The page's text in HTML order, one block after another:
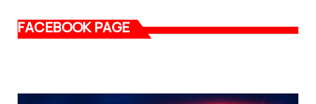
FACEBOOK PAGE